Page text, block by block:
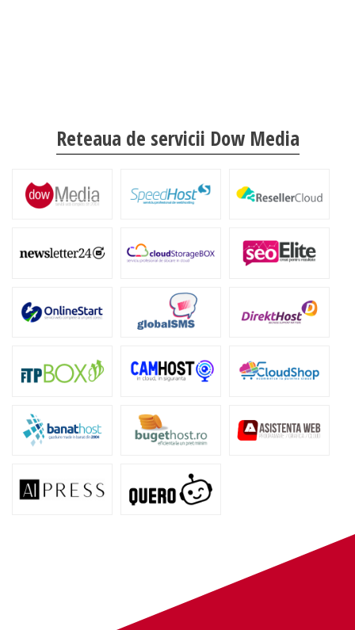
Reteaua de servicii Dow Media